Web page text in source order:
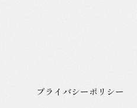
プライバシーポリシー